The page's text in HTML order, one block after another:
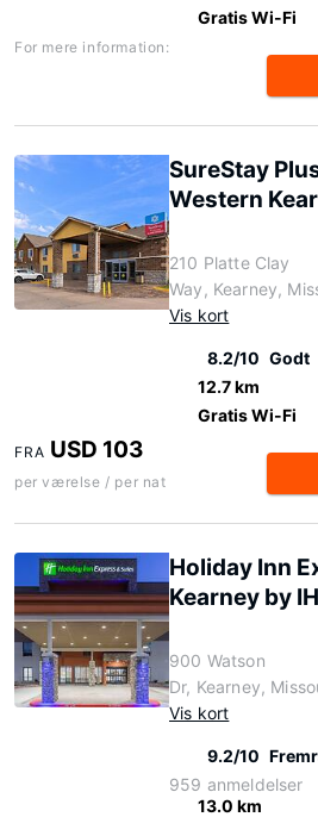
Gratis Wi-Fi
For mere information:
SureStay
Western
210 Platte Clay
Way, Kearney,
Vis kort
8.2/10 Godt
12.7 km
Gratis Wi-Fi
FRA USD 103
per værelse / per nat
Holiday Inn
Kearney by
900 Watson
Dr, Kearney,
Vis kort
9.2/10
959 anmeldelser
13.0 km